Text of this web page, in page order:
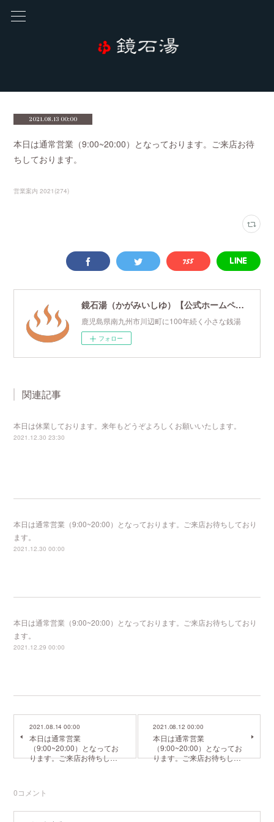
2021.08.13 00:00
本日は通常営業（9:00~20:00）となっております。ご来店お待
ちしております。
営業案内 2021 (274)
鏡石湯（かがみいしゆ）【公式ホームページ】
鹿児島県南九州市川辺町に100年続く小さな銭湯
フォロー
関連記事
本日は休業しております。来年もどうぞよろしくお願いいたします。
2021.12.30 23:30
本日は通常営業（9:00~20:00）となっております。ご来店お待ちしており
ます。
2021.12.30 00:00
本日は通常営業（9:00~20:00）となっております。ご来店お待ちしており
ます。
2021.12.29 00:00
2021.08.14 00:00
本日は通常営業
（9:00~20:00）となってお
ります。ご来店お待ちし…
2021.08.12 00:00
本日は通常営業
（9:00~20:00）となってお
ります。ご来店お待ちし…
0コメント